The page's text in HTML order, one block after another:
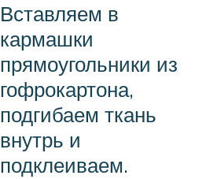
Вставляем в
кармашки
прямоугольники из
гофрокартона,
подгибаем ткань
внутрь и
подклеиваем.